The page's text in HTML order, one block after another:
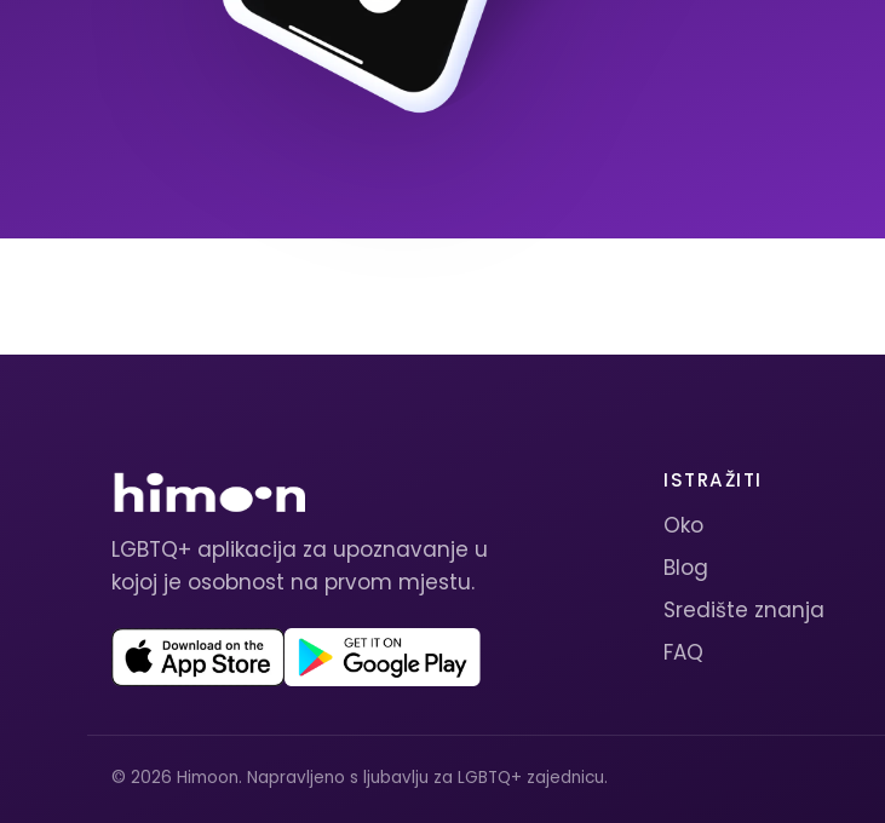
LGBTQ+ aplikacija za upoznavanje u
kojoj je osobnost na prvom mjestu.
ISTRAŽITI
Oko
Blog
Središte znanja
FAQ
© 2026 Himoon. Napravljeno s ljubavlju za LGBTQ+ zajednicu.